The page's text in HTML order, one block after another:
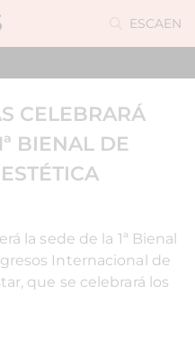
ESCAEN
CELEBRARÁ
BIENAL DE
la sede de la 1ª Bienal
Internacional de
que se celebrará los